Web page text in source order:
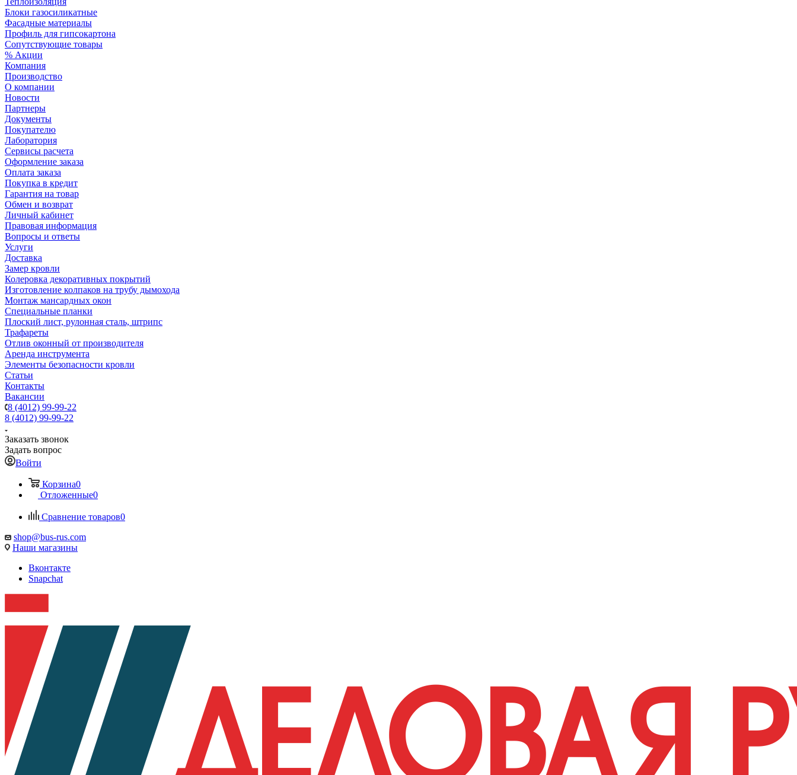
Блоки газосиликатные
Фасадные материалы
Профиль для гипсокартона
Сопутствующие товары
% Акции
Компания
Производство
О компании
Новости
Партнеры
Документы
Покупателю
Лаборатория
Сервисы расчета
Оформление заказа
Оплата заказа
Покупка в кредит
Гарантия на товар
Обмен и возврат
Личный кабинет
Правовая информация
Вопросы и ответы
Услуги
Доставка
Замер кровли
Колеровка декоративных покрытий
Изготовление колпаков на трубу дымохода
Монтаж мансардных окон
Специальные планки
Плоский лист, рулонная сталь, штрипс
Трафареты
Отлив оконный от производителя
Аренда инструмента
Элементы безопасности кровли
Статьи
Контакты
Вакансии
8 (4012) 99-99-22
8 (4012) 99-99-22
Заказать звонок
Задать вопрос
Войти
Корзина0
Отложенные0
Сравнение товаров0
shop@bus-rus.com
Наши магазины
Вконтакте
Snapchat